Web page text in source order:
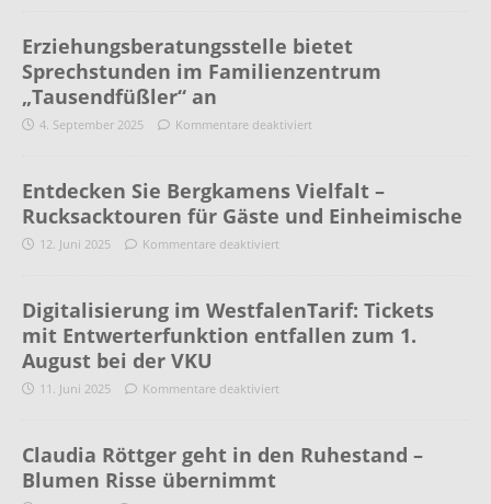
Erziehungsberatungsstelle bietet
Sprechstunden im Familienzentrum
„Tausendfüßler“ an
4. September 2025 Kommentare deaktiviert
Entdecken Sie Bergkamens Vielfalt –
Rucksacktouren für Gäste und Einheimische
12. Juni 2025 Kommentare deaktiviert
Digitalisierung im WestfalenTarif: Tickets
mit Entwerterfunktion entfallen zum 1.
August bei der VKU
11. Juni 2025 Kommentare deaktiviert
Claudia Röttger geht in den Ruhestand –
Blumen Risse übernimmt